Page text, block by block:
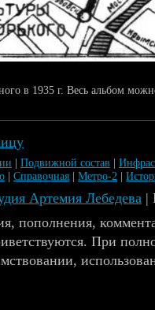
в 1935 г. Весь альбом
Подвижной состав
Справочная Метро-2
Артемия Лебедева |
пополнения,
При